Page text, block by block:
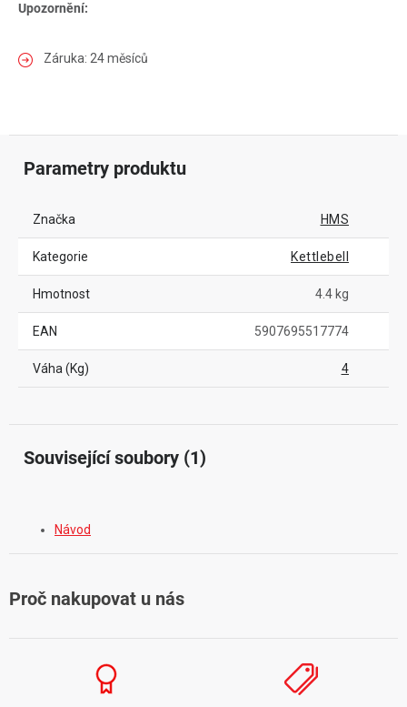
Upozornění:
Záruka: 24 měsíců
Parametry produktu
Značka HMS
Kategorie Kettlebell
Hmotnost 4.4 kg
EAN 5907695517774
Váha (Kg) 4
Související soubory (1)
Návod
Proč nakupovat u nás